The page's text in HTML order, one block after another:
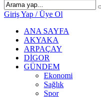
Giriş Yap / Üye Ol
ANA SAYFA
AKYAKA
ARPAÇAY
DİGOR
GÜNDEM
Ekonomi
Sağlık
Spor